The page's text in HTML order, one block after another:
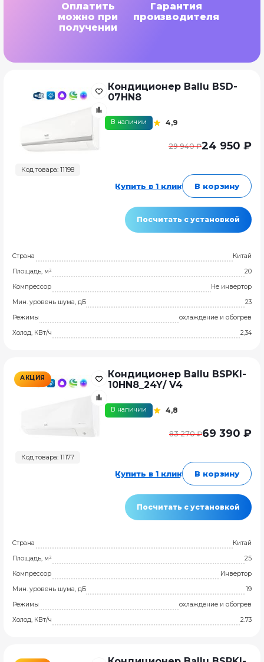
Оплатить
можно при
получении
Гарантия
производителя
Код товара: 11198
Кондиционер Ballu BSD-
07HN8
В наличии 4,9
29 940 ₽24 950 ₽
Купить в 1 клик В корзину
Посчитать с установкой
Страна
Китай
Площадь, м²
20
Компрессор
Не инвертор
Мин. уровень шума, дБ
23
Режимы
охлаждение и обогрев
Холод, КВт/ч
2,34
АКЦИЯ
Код товара: 11177
Кондиционер Ballu BSPKI-
10HN8_24Y/ V4
В наличии 4,8
83 270 ₽69 390 ₽
Купить в 1 клик В корзину
Посчитать с установкой
Страна
Китай
Площадь, м²
25
Компрессор
Инвертор
Мин. уровень шума, дБ
19
Режимы
охлаждение и обогрев
Холод, КВт/ч
2.73